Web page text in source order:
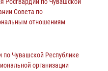
армии Виктор Золотов
тыла с профессиональным
Росгвардии по Чувашской
Совета по
отношениям
по Чувашской Республике
организации